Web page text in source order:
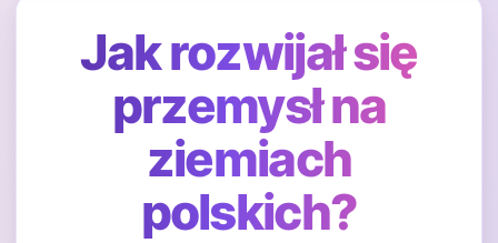
Jak rozwijał się
przemysł na
ziemiach
polskich?